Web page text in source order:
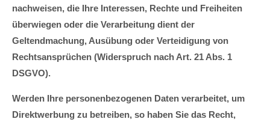
nachweisen, die Ihre Interessen, Rechte und Freiheiten
überwiegen oder die Verarbeitung dient der
Geltendmachung, Ausübung oder Verteidigung von
Rechtsansprüchen (Widerspruch nach Art. 21 Abs. 1
DSGVO).
Werden Ihre personenbezogenen Daten verarbeitet, um
Direktwerbung zu betreiben, so haben Sie das Recht,